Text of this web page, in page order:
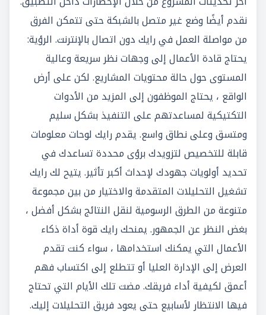
نقدم أيضًا وضع غير متصل بالشبكة حتى تتمكن الفرق
من مواصلة العمل في رايك دون اتصال بالإنترنت. الرؤية:
يحتاج قادة الأعمال إلى وجهات نظر سريعة وعالية
المستوى حول حالة محتويات المشاريع. لكن على أرض
الواقع ، يحتاج الموظفون إلى المزيد من الأدوات
التكتيكية لمساعدتهم على التنفيذ بشكل سليم
ومتسق وعلى نطاق واسع. يقدم رايك لوحات معلومات
قابلة للتخصيص لتزويدك برؤى محددة تساعدك في
تحديد أولويات جهودك لإحداث أكبر تأثير. يتيح لك رايك
تشغيل التحليلات المتقدمة والاختيار من بين مجموعة
متنوعة من الطرق الرسومية لنقل النتائج بشكل أفضل ،
بغض النظر عن الجمهور. يمنحك رايك قوة أداة ذكاء
الأعمال التي يمكنك استخدامها ، سواء كنت تقدم
العرض إلى الإدارة العليا أو تتطلع إلى اكتساب فهم
أعمق لكيفية أداء فريقك. مضت تلك الأيام التي تحتاج
فيها الانتظار لأسابيع حتى يعود فريق التحليلات إليك.